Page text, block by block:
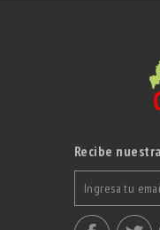
Recibe